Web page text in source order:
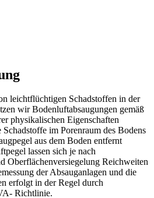
leichtflüchtigen Schadstoffen in der
wir Bodenluftabsaugungen gemäß
physikalischen Eigenschaften
im Porenraum des Bodens
aus dem Boden entfernt
lassen sich je nach
Oberflächenversiegelung Reichweiten
der Absauganlagen und die
erfolgt in der Regel durch
Richtlinie.